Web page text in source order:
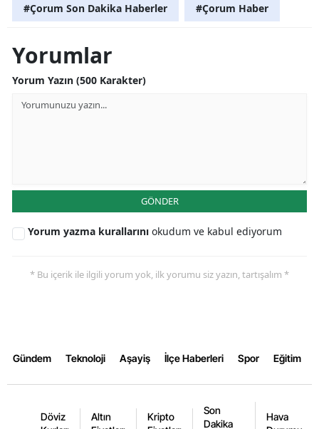
Tunceli
Aksaray
Kırıkkale
#Çorum Son Dakika Haberler #Çorum Haber
Yorumlar
Yorum Yazın (500 Karakter)
GÖNDER
Yorum yazma kurallarını okudum ve kabul ediyorum
* Bu içerik ile ilgili yorum yok, ilk yorumu siz yazın, tartışalım *
Gündem Teknoloji Aşayiş İlçe Haberleri Spor Eğitim
Döviz
Altın
Kripto
Son
Dakika
Hava